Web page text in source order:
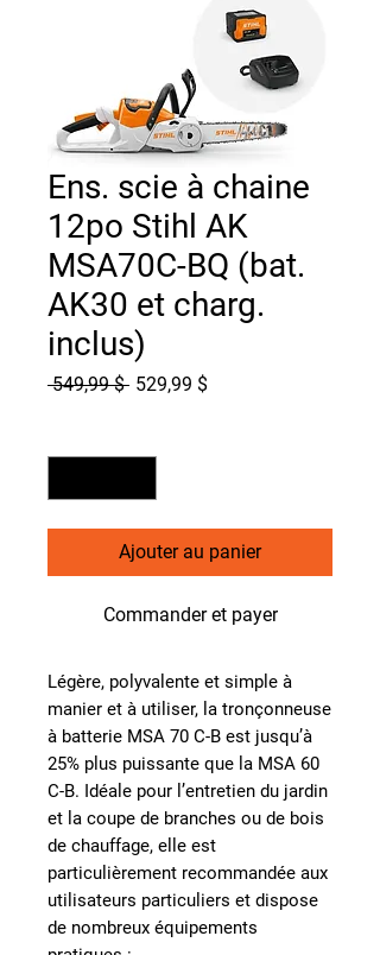
Ens. scie à chaine
12po Stihl AK
MSA70C-BQ (bat.
AK30 et charg.
inclus)
549,99 $ Prix
529,99 $Prix
Ajouter au panier
Commander et payer
Légère, polyvalente et simple à
manier et à utiliser, la tronçonneuse
à batterie MSA 70 C-B est jusqu’à
25% plus puissante que la MSA 60
C-B. Idéale pour l’entretien du jardin
et la coupe de branches ou de bois
de chauffage, elle est
particulièrement recommandée aux
utilisateurs particuliers et dispose
de nombreux équipements